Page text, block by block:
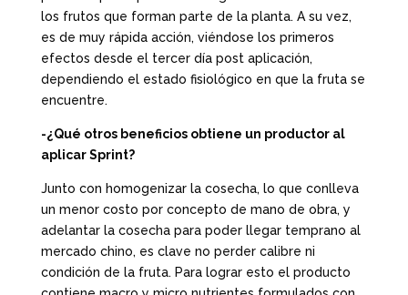
los frutos que forman parte de la planta. A su vez,
es de muy rápida acción, viéndose los primeros
efectos desde el tercer día post aplicación,
dependiendo el estado fisiológico en que la fruta se
encuentre.
-¿Qué otros beneficios obtiene un productor al
aplicar Sprint?
Junto con homogenizar la cosecha, lo que conlleva
un menor costo por concepto de mano de obra, y
adelantar la cosecha para poder llegar temprano al
mercado chino, es clave no perder calibre ni
condición de la fruta. Para lograr esto el producto